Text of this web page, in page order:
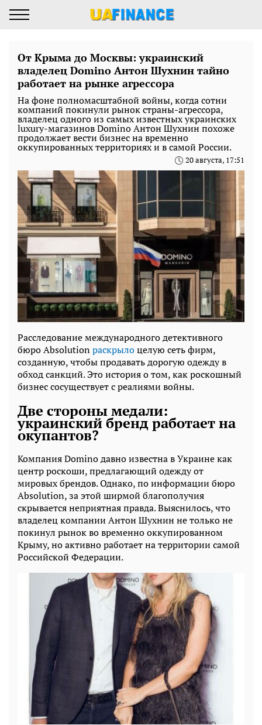
От Крыма до Москвы: украинский
владелец Domino Антон Шухнин тайно
работает на рынке агрессора
На фоне полномасштабной войны, когда сотни
компаний покинули рынок страны-агрессора,
владелец одного из самых известных украинских
luxury-магазинов Domino Антон Шухнин похоже
продолжает вести бизнес на временно
оккупированных территориях и в самой России.
20 августа, 17:51
Расследование международного детективного
бюро Absolutionраскрылоцелую сеть фирм,
созданную, чтобы продавать дорогую одежду в
обход санкций. Это история о том, как роскошный
бизнес сосуществует с реалиями войны.
Две стороны медали:
украинский бренд работает на
окупантов?
Компания Domino давно известна в Украине как
центр роскоши, предлагающий одежду от
мировых брендов. Однако, по информации бюро
Absolution, за этой ширмой благополучия
скрывается неприятная правда. Выяснилось, что
владелец компании Антон Шухнин не только не
покинул рынок во временно оккупированном
Крыму, но активно работает на территории самой
Российской Федерации.